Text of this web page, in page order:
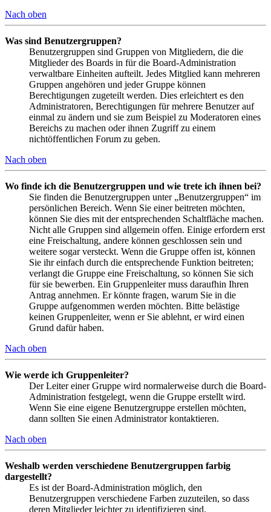
Nach oben
Was sind Benutzergruppen?
Benutzergruppen sind Gruppen von Mitgliedern, die die
Mitglieder des Boards in für die Board-Administration
verwaltbare Einheiten aufteilt. Jedes Mitglied kann mehreren
Gruppen angehören und jeder Gruppe können
Berechtigungen zugeteilt werden. Dies erleichtert es den
Administratoren, Berechtigungen für mehrere Benutzer auf
einmal zu ändern und sie zum Beispiel zu Moderatoren eines
Bereichs zu machen oder ihnen Zugriff zu einem
nichtöffentlichen Forum zu geben.
Nach oben
Wo finde ich die Benutzergruppen und wie trete ich ihnen bei?
Sie finden die Benutzergruppen unter „Benutzergruppen“ im
persönlichen Bereich. Wenn Sie einer beitreten möchten,
können Sie dies mit der entsprechenden Schaltfläche machen.
Nicht alle Gruppen sind allgemein offen. Einige erfordern erst
eine Freischaltung, andere können geschlossen sein und
weitere sogar versteckt. Wenn die Gruppe offen ist, können
Sie ihr einfach durch die entsprechende Funktion beitreten;
verlangt die Gruppe eine Freischaltung, so können Sie sich
für sie bewerben. Ein Gruppenleiter muss daraufhin Ihren
Antrag annehmen. Er könnte fragen, warum Sie in die
Gruppe aufgenommen werden möchten. Bitte belästige
keinen Gruppenleiter, wenn er Sie ablehnt, er wird einen
Grund dafür haben.
Nach oben
Wie werde ich Gruppenleiter?
Der Leiter einer Gruppe wird normalerweise durch die Board-
Administration festgelegt, wenn die Gruppe erstellt wird.
Wenn Sie eine eigene Benutzergruppe erstellen möchten,
dann sollten Sie einen Administrator kontaktieren.
Nach oben
Weshalb werden verschiedene Benutzergruppen farbig
dargestellt?
Es ist der Board-Administration möglich, den
Benutzergruppen verschiedene Farben zuzuteilen, so dass
deren Mitglieder leichter zu identifizieren sind.